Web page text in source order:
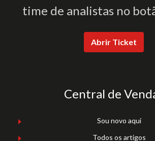
time de analistas no
Abrir Ticket
Central de
Sou novo aqui
Todos os artigos